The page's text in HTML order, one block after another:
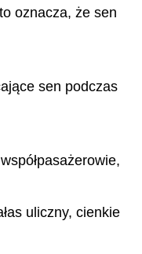
oznacza, że sen
sen podczas
uliczny, cienkie